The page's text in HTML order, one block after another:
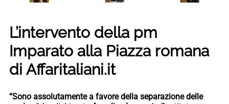
L’intervento della pm
Imparato alla Piazza romana
di Affaritaliani.it
“Sono assolutamente a favore della separazione delle